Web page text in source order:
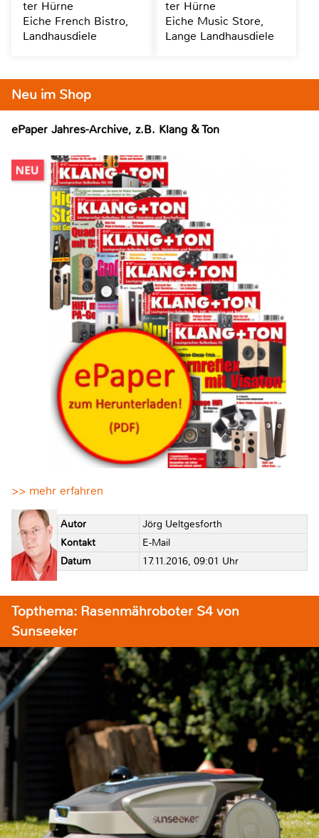
Neu im Shop
ePaper Jahres-Archive, z.B. Klang & Ton
>> mehr erfahren
Autor
Jörg Ueltgesforth
Kontakt
E-Mail
Datum
17.11.2016, 09:01 Uhr
Topthema: Rasenmähroboter S4 von
Sunseeker
ter Hürne
Eiche French Bistro,
Landhausdiele
ter Hürne
Eiche Music Store,
Lange Landhausdiele